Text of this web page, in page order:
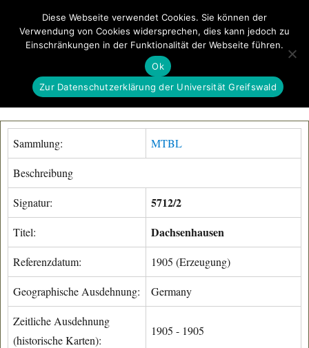
GeoGREIF MENÜ
Sammlung: MTBL
Beschreibung
Signatur: 5712/2
Titel: Dachsenhausen
Referenzdatum: 1905 (Erzeugung)
Geographische Ausdehnung: Germany
Zeitliche Ausdehnung
(historische Karten):
1905 - 1905
Diese Webseite verwendet Cookies. Sie können der
Verwendung von Cookies widersprechen, dies kann jedoch zu
Einschränkungen in der Funktionalität der Webseite führen.
Ok
Zur Datenschutzerklärung der Universität Greifswald